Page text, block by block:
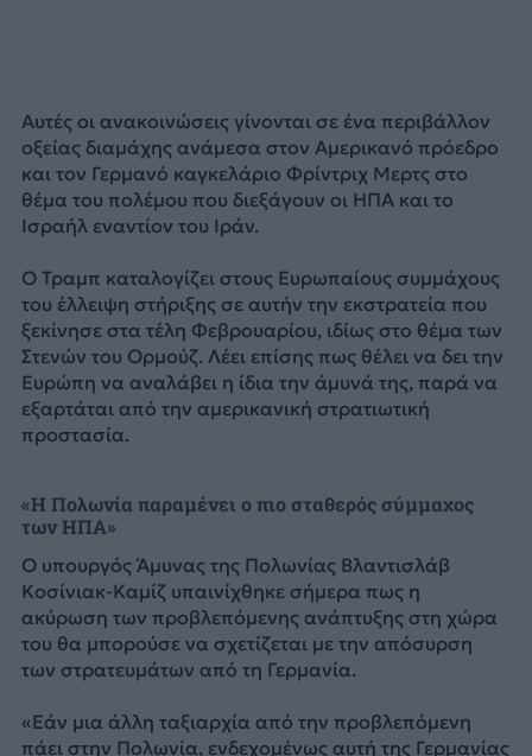
Αυτές οι ανακοινώσεις γίνονται σε ένα περιβάλλον
οξείας διαμάχης ανάμεσα στον Αμερικανό πρόεδρο
και τον Γερμανό καγκελάριο Φρίντριχ Μερτς στο
θέμα του πολέμου που διεξάγουν οι ΗΠΑ και το
Ισραήλ εναντίον του Ιράν.
Ο Τραμπ καταλογίζει στους Ευρωπαίους συμμάχους
του έλλειψη στήριξης σε αυτήν την εκστρατεία που
ξεκίνησε στα τέλη Φεβρουαρίου, ιδίως στο θέμα των
Στενών του Ορμούζ. Λέει επίσης πως θέλει να δει την
Ευρώπη να αναλάβει η ίδια την άμυνά της, παρά να
εξαρτάται από την αμερικανική στρατιωτική
προστασία.
«Η Πολωνία παραμένει ο πιο σταθερός σύμμαχος
των ΗΠΑ»
Ο υπουργός Άμυνας της Πολωνίας Βλαντισλάβ
Κοσίνιακ-Καμίζ υπαινίχθηκε σήμερα πως η
ακύρωση των προβλεπόμενης ανάπτυξης στη χώρα
του θα μπορούσε να σχετίζεται με την απόσυρση
των στρατευμάτων από τη Γερμανία.
«Εάν μια άλλη ταξιαρχία από την προβλεπόμενη
πάει στην Πολωνία, ενδεχομένως αυτή της Γερμανίας